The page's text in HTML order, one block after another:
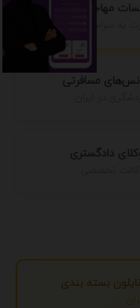
مهاجرتی ایران
به سراسر جهان
مسافرتی
دادگستری
بسته بندی